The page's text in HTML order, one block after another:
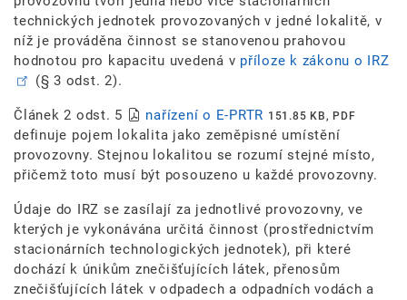
technických jednotek provozovaných v jedné lokalitě, v
níž je prováděna činnost se stanovenou prahovou
hodnotou pro kapacitu uvedená v příloze k zákonu o IRZ
(§ 3 odst. 2).
Článek 2 odst. 5 nařízení o E-PRTR 151.85 KB, PDF
definuje pojem lokalita jako zeměpisné umístění
provozovny. Stejnou lokalitou se rozumí stejné místo,
přičemž toto musí být posouzeno u každé provozovny.
Údaje do IRZ se zasílají za jednotlivé provozovny, ve
kterých je vykonávána určitá činnost (prostřednictvím
stacionárních technologických jednotek), při které
dochází k únikům znečišťujících látek, přenosům
znečišťujících látek v odpadech a odpadních vodách a